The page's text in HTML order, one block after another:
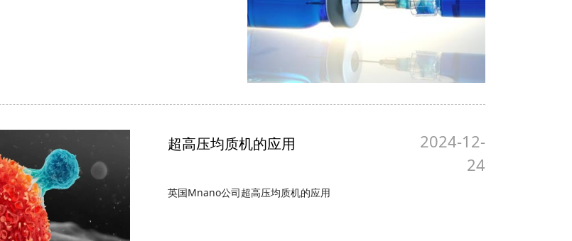
超高压均质机的应用
2024-12-
24
英国Mnano公司超高压均质机的应用